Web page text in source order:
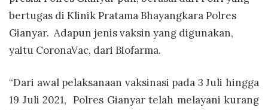
bertugas di Klinik Pratama Bhayangkara Polres
Gianyar. Adapun jenis vaksin yang digunakan,
yaitu CoronaVac, dari Biofarma.
“Dari awal pelaksanaan vaksinasi pada 3 Juli hingga
19 Juli 2021, Polres Gianyar telah melayani kurang